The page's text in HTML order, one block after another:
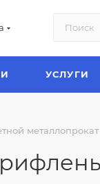
УСЛУГИ
металлопрокат